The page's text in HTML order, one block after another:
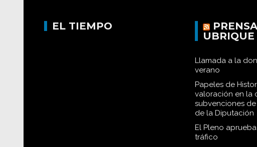
EL TIEMPO
UBRIQUE
Llamada a la
verano
Papeles de
valoración en la
subvenciones
de la Diputación
El Pleno
tráfico